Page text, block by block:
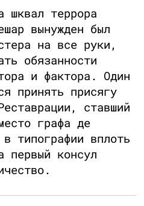
шквал террора
вынужден был
на все руки,
обязанности
и фактора. Один
принять присягу
ставший
графа де
типографии вплоть
первый консул